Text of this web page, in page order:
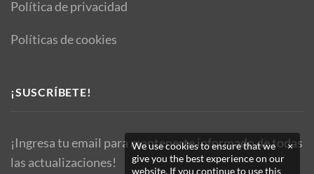
Política de privacidad
Políticas de cookies
¡SUSCRÍBETE!
¡Ingresa tu email para mantenerte informado de todas
las actualizaciones!
×
We use cookies to ensure that we
give you the best experience on our
website. If you continue to use this